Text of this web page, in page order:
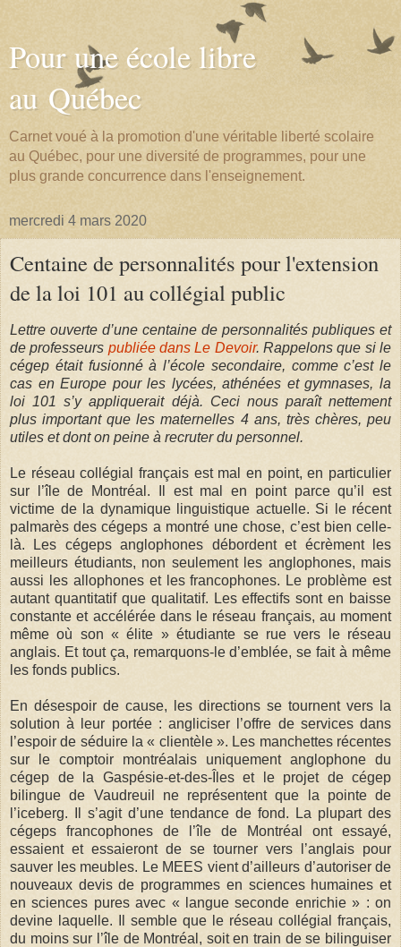
Pour une école libre
au Québec
Carnet voué à la promotion d'une véritable liberté scolaire
au Québec, pour une diversité de programmes, pour une
plus grande concurrence dans l'enseignement.
mercredi 4 mars 2020
Centaine de personnalités pour l'extension
de la loi 101 au collégial public
Lettre ouverte d’une centaine de personnalités publiques et
de professeurs publiée dans Le Devoir. Rappelons que si le
cégep était fusionné à l’école secondaire, comme c’est le
cas en Europe pour les lycées, athénées et gymnases, la
loi 101 s’y appliquerait déjà. Ceci nous paraît nettement
plus important que les maternelles 4 ans, très chères, peu
utiles et dont on peine à recruter du personnel.
Le réseau collégial français est mal en point, en particulier
sur l’île de Montréal. Il est mal en point parce qu’il est
victime de la dynamique linguistique actuelle. Si le récent
palmarès des cégeps a montré une chose, c’est bien celle-
là. Les cégeps anglophones débordent et écrèment les
meilleurs étudiants, non seulement les anglophones, mais
aussi les allophones et les francophones. Le problème est
autant quantitatif que qualitatif. Les effectifs sont en baisse
constante et accélérée dans le réseau français, au moment
même où son « élite » étudiante se rue vers le réseau
anglais. Et tout ça, remarquons-le d’emblée, se fait à même
les fonds publics.
En désespoir de cause, les directions se tournent vers la
solution à leur portée : angliciser l’offre de services dans
l’espoir de séduire la « clientèle ». Les manchettes récentes
sur le comptoir montréalais uniquement anglophone du
cégep de la Gaspésie-et-des-Îles et le projet de cégep
bilingue de Vaudreuil ne représentent que la pointe de
l’iceberg. Il s’agit d’une tendance de fond. La plupart des
cégeps francophones de l’île de Montréal ont essayé,
essaient et essaieront de se tourner vers l’anglais pour
sauver les meubles. Le MEES vient d’ailleurs d’autoriser de
nouveaux devis de programmes en sciences humaines et
en sciences pures avec « langue seconde enrichie » : on
devine laquelle. Il semble que le réseau collégial français,
du moins sur l’île de Montréal, soit en train de se bilinguiser